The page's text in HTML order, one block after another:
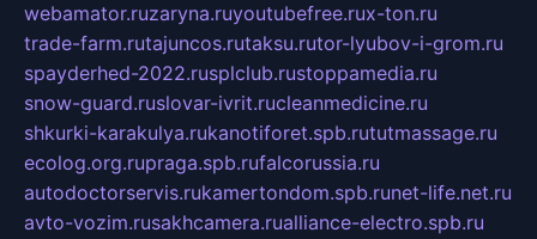
webamator.ruzaryna.ruyoutubefree.rux-ton.ru
trade-farm.rutajuncos.rutaksu.rutor-lyubov-i-grom.ru
spayderhed-2022.rusplclub.rustoppamedia.ru
snow-guard.ruslovar-ivrit.rucleanmedicine.ru
shkurki-karakulya.rukanotiforet.spb.rututmassage.ru
ecolog.org.rupraga.spb.rufalcorussia.ru
autodoctorservis.rukamertondom.spb.runet-life.net.ru
avto-vozim.rusakhcamera.rualliance-electro.spb.ru